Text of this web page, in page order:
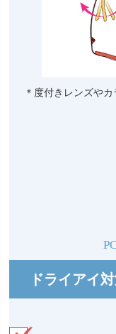
＊度付きレンズや
ドライアイ